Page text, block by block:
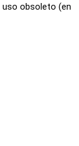
uso obsoleto (en